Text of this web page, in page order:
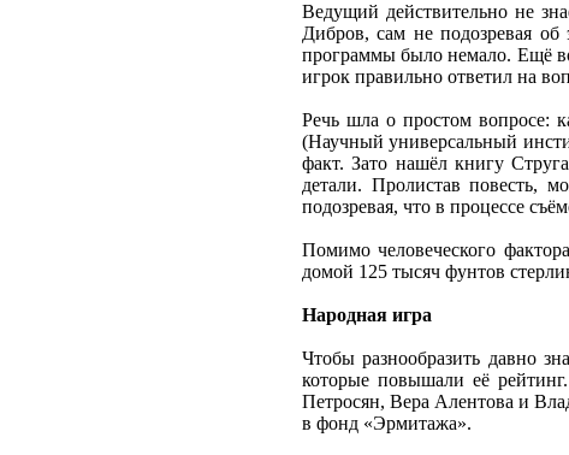
Ведущий действительно не
Дибров, сам не подозревая об
программы было немало. Ещё во
игрок правильно ответил на
Речь шла о простом вопросе:
(Научный универсальный
факт. Зато нашёл книгу
детали. Пролистав повесть,
подозревая, что в процессе
Помимо человеческого
домой 125 тысяч фунтов
Народная игра
Чтобы разнообразить давно
которые повышали её
Петросян, Вера Алентова и
в фонд «Эрмитажа».